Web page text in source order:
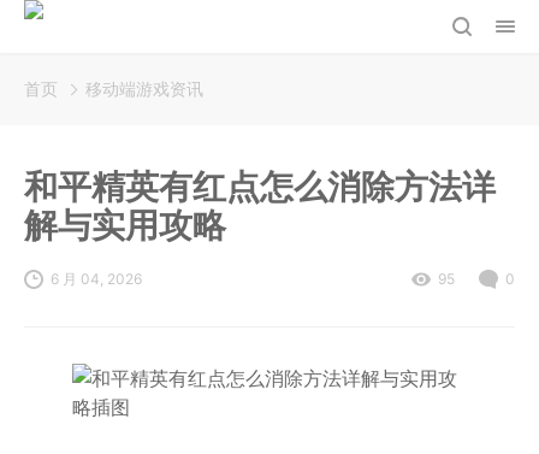
首页 移动端游戏资讯
和平精英有红点怎么消除方法详
解与实用攻略
6 月 04, 2026 95 0